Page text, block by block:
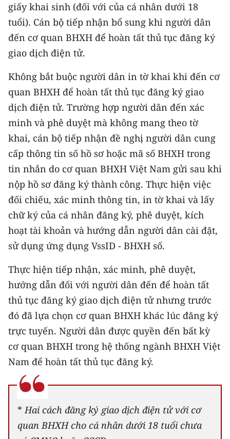
TIN ĐỊA PHƯƠNG
Trung du và miền núi phía Bắc
Đồng bằng sông Hồng
Bắc Trung Bộ
Duyên hải Nam Trung Bộ và Tây
Nguyên
Đông Nam Bộ
Đồng bằng sông Cửu Long
Chuyên trang Hà Nội
Chuyên trang TP. Hồ Chí Minh
CHUYÊN ĐỀ
VỀ BÁO NHÂN DÂN
THỜI NAY
NHÂN DÂN CUỐI TUẦN
NHÂN DÂN HẰNG THÁNG
MUA BÁO
ĐỌC BÁO IN
giấy khai sinh (đối với của cá nhân dưới 18
tuổi). Cán bộ tiếp nhận bổ sung khi người dân
đến cơ quan BHXH để hoàn tất thủ tục đăng ký
giao dịch điện tử.
Không bắt buộc người dân in tờ khai khi đến cơ
quan BHXH để hoàn tất thủ tục đăng ký giao
dịch điện tử. Trường hợp người dân đến xác
minh và phê duyệt mà không mang theo tờ
khai, cán bộ tiếp nhận đề nghị người dân cung
cấp thông tin số hồ sơ hoặc mã số BHXH trong
tin nhắn do cơ quan BHXH Việt Nam gửi sau khi
nộp hồ sơ đăng ký thành công. Thực hiện việc
đối chiếu, xác minh thông tin, in tờ khai và lấy
chữ ký của cá nhân đăng ký, phê duyệt, kích
hoạt tài khoản và hướng dẫn người dân cài đặt,
sử dụng ứng dụng VssID - BHXH số.
Thực hiện tiếp nhận, xác minh, phê duyệt,
hướng dẫn đối với người dân đến để hoàn tất
thủ tục đăng ký giao dịch điện tử nhưng trước
đó đã lựa chọn cơ quan BHXH khác lúc đăng ký
trực tuyến. Người dân được quyền đến bất kỳ
cơ quan BHXH trong hệ thống ngành BHXH Việt
Nam để hoàn tất thủ tục đăng ký.
*Hai cách đăng ký giao dịch điện tử với cơ
quan BHXH cho cá nhân dưới 18 tuổi chưa